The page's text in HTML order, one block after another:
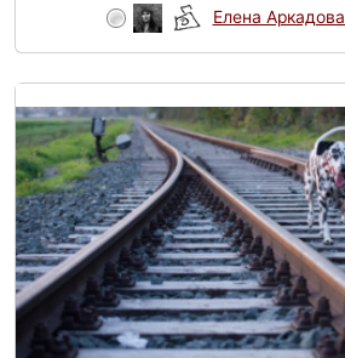
Елена Аркадова